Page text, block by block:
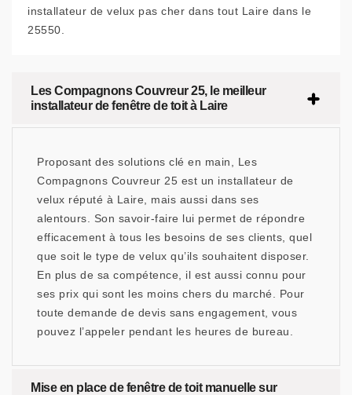
installateur de velux pas cher dans tout Laire dans le
25550.
Les Compagnons Couvreur 25, le meilleur
installateur de fenêtre de toit à Laire
Proposant des solutions clé en main, Les
Compagnons Couvreur 25 est un installateur de
velux réputé à Laire, mais aussi dans ses
alentours. Son savoir-faire lui permet de répondre
efficacement à tous les besoins de ses clients, quel
que soit le type de velux qu’ils souhaitent disposer.
En plus de sa compétence, il est aussi connu pour
ses prix qui sont les moins chers du marché. Pour
toute demande de devis sans engagement, vous
pouvez l’appeler pendant les heures de bureau.
Mise en place de fenêtre de toit manuelle sur